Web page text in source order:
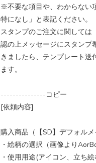
※不要な項目や、わからない
特になし」と表記ください。
スタンプのご注文に関しては
認の上メッセージにスタンプ
きましたら、テンプレート送
ます。
---------------コピー
[依頼内容]
購入商品（【SD】デフォルメ
・絵柄の選択（画像より
・使用用途(アイコン、立ち絵